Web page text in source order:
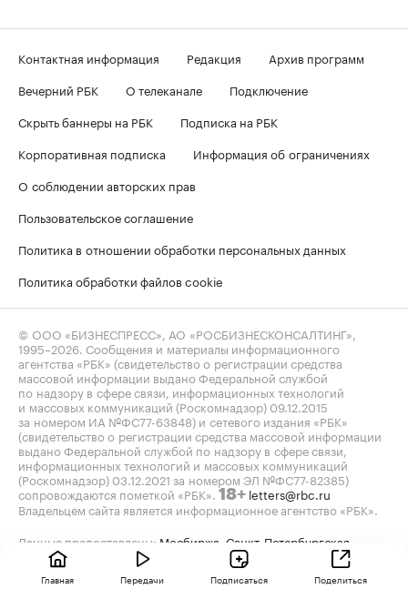
Контактная информация Редакция
Архив программ
Вечерний РБК
О телеканале
Подключение
Скрыть баннеры на РБК
Подписка на РБК
Корпоративная подписка
Информация об ограничениях
О соблюдении авторских прав
Пользовательское соглашение
Политика в отношении обработки персональных данных
Политика обработки файлов cookie
© ООО «БИЗНЕСПРЕСС», АО «РОСБИЗНЕСКОНСАЛТИНГ»,
1995–2026 . Сообщения и материалы информационного
агентства «РБК» (свидетельство о регистрации средства
массовой информации выдано Федеральной службой
по надзору в сфере связи, информационных технологий
и массовых коммуникаций (Роскомнадзор) 09.12.2015
за номером ИА №ФС77-63848) и сетевого издания «РБК»
(свидетельство о регистрации средства массовой информации
выдано Федеральной службой по надзору в сфере связи,
информационных технологий и массовых коммуникаций
(Роскомнадзор) 03.12.2021 за номером ЭЛ №ФС77-82385)
сопровождаются пометкой «РБК». 18+ letters@rbc.ru
Владельцем сайта является информационное агентство «РБК».
Данные предоставлены: Мосбиржа Санкт-Петербургская
биржа.
Индексы облигаций предоставлены Cbonds.
Главная Передачи Подписаться Поделиться